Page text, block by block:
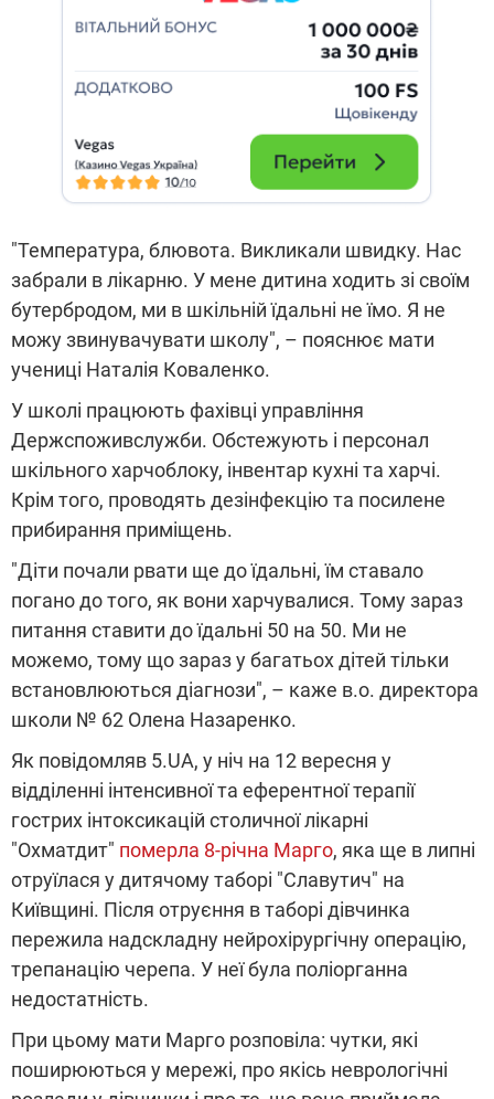
"Температура, блювота. Викликали швидку. Нас
забрали в лікарню. У мене дитина ходить зі своїм
бутербродом, ми в шкільній їдальні не їмо. Я не
можу звинувачувати школу", – пояснює мати
учениці Наталія Коваленко.
У школі працюють фахівці управління
Держспоживслужби. Обстежують і персонал
шкільного харчоблоку, інвентар кухні та харчі.
Крім того, проводять дезінфекцію та посилене
прибирання приміщень.
"Діти почали рвати ще до їдальні, їм ставало
погано до того, як вони харчувалися. Тому зараз
питання ставити до їдальні 50 на 50. Ми не
можемо, тому що зараз у багатьох дітей тільки
встановлюються діагнози", – каже в.о. директора
школи № 62 Олена Назаренко.
Як повідомляв 5.UA, у ніч на 12 вересня у
відділенні інтенсивної та еферентної терапії
гострих інтоксикацій столичної лікарні
"Охматдит" померла 8-річна Марго, яка ще в липні
отруїлася у дитячому таборі "Славутич" на
Київщині. Після отруєння в таборі дівчинка
пережила надскладну нейрохірургічну операцію,
трепанацію черепа. У неї була поліорганна
недостатність.
При цьому мати Марго розповіла: чутки, які
поширюються у мережі, про якісь неврологічні